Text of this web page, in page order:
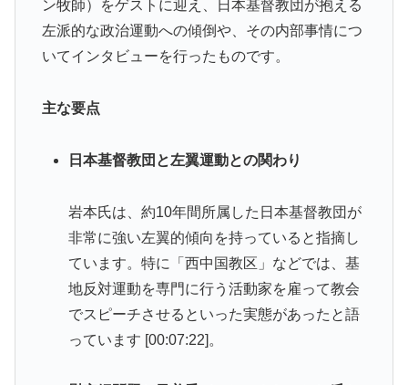
ン牧師）をゲストに迎え、日本基督教団が抱える
左派的な政治運動への傾倒や、その内部事情につ
いてインタビューを行ったものです。
主な要点
日本基督教団と左翼運動との関わり
岩本氏は、約10年間所属した日本基督教団が
非常に強い左翼的傾向を持っていると指摘し
ています。特に「西中国教区」などでは、基
地反対運動を専門に行う活動家を雇って教会
でスピーチさせるといった実態があったと語
っています [00:07:22]。